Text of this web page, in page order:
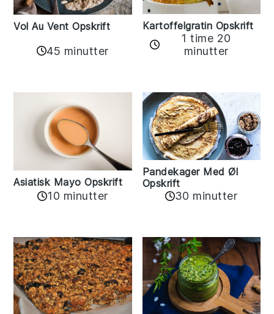
Vol Au Vent Opskrift
45 minutter
Kartoffelgratin Opskrift
1 time 20
minutter
Asiatisk Mayo Opskrift
10 minutter
Pandekager Med Øl
Opskrift
30 minutter